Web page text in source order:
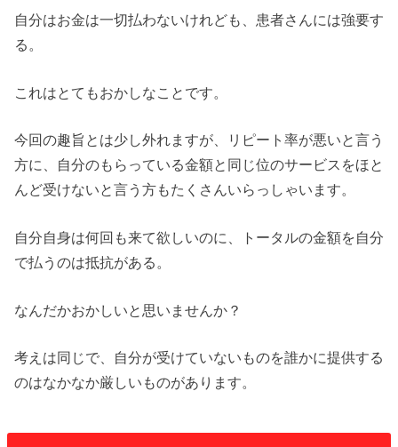
自分はお金は一切払わないけれども、患者さんには強要す
る。
これはとてもおかしなことです。
今回の趣旨とは少し外れますが、リピート率が悪いと言う
方に、自分のもらっている金額と同じ位のサービスをほと
んど受けないと言う方もたくさんいらっしゃいます。
自分自身は何回も来て欲しいのに、トータルの金額を自分
で払うのは抵抗がある。
なんだかおかしいと思いませんか？
考えは同じで、自分が受けていないものを誰かに提供する
のはなかなか厳しいものがあります。